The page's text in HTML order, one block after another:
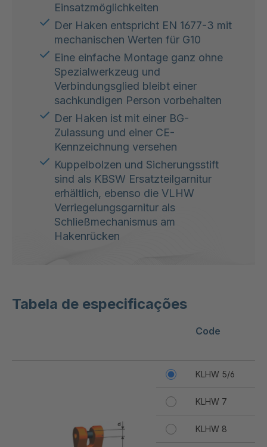
Einsatzmöglichkeiten
Der Haken entspricht EN 1677-3 mit
mechanischen Werten für G10
Eine einfache Montage ganz ohne
Spezialwerkzeug und
Verbindungsglied bleibt einer
sachkundigen Person vorbehalten
Der Haken ist mit einer BG-
Zulassung und einer CE-
Kennzeichnung versehen
Kuppelbolzen und Sicherungsstift
sind als KBSW Ersatzteilgarnitur
erhältlich, ebenso die VLHW
Verriegelungsgarnitur als
Schließmechanismus am
Hakenrücken
Tabela de especificações
Code
KLHW 5/6
KLHW 7
KLHW 8